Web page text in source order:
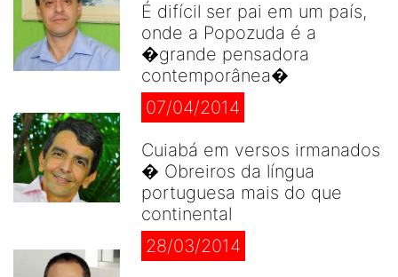
É difícil ser pai em um país,
onde a Popozuda é a
�grande pensadora
contemporânea�
07/04/2014
Cuiabá em versos irmanados
� Obreiros da língua
portuguesa mais do que
continental
28/03/2014